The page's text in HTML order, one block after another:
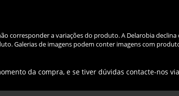
corresponder a variações do produto. A Delarobia
Galerias de imagens podem conter imagens com
da compra, e se tiver dúvidas contacte-nos